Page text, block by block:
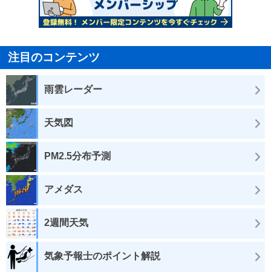
注目のコンテンツ
雨雲レーダー
天気図
PM2.5分布予測
アメダス
2週間天気
気象予報士のポイント解説